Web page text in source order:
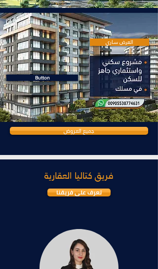
العرض ساري
Button
جميع العروض
فريق كتاليا العقارية
تعرف على فريقنا